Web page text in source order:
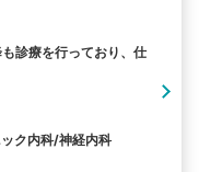
診療を行っており、仕
ク内科/神経内科